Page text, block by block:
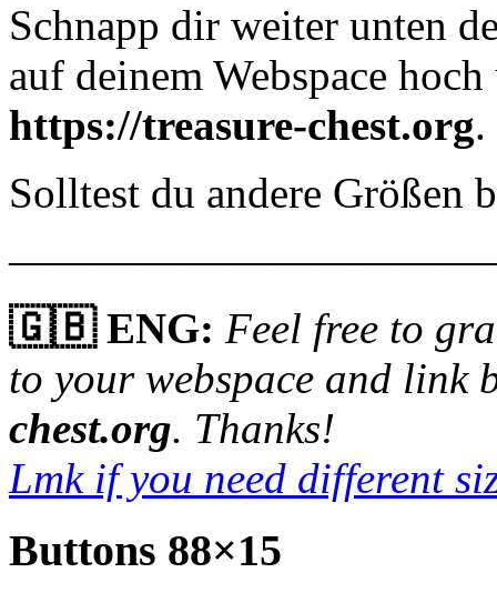
Schnapp dir weiter unten
auf deinem Webspace
https://treasure-chest.org.
Solltest du andere Größen
🇬🇧 ENG: Feel free to
to your webspace and link
chest.org. Thanks!
Lmk if you need different
Buttons 88×15